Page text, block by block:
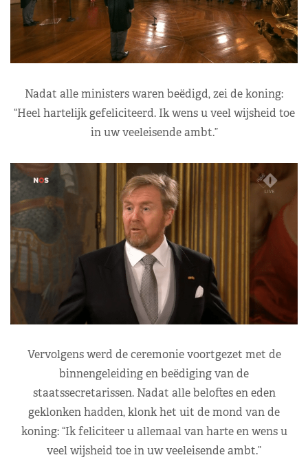
Nadat alle ministers waren beëdigd, zei de koning:
“Heel hartelijk gefeliciteerd. Ik wens u veel wijsheid toe
in uw veeleisende ambt.”
Vervolgens werd de ceremonie voortgezet met de
binnengeleiding en beëdiging van de
staatssecretarissen. Nadat alle beloftes en eden
geklonken hadden, klonk het uit de mond van de
koning: “Ik feliciteer u allemaal van harte en wens u
veel wijsheid toe in uw veeleisende ambt.”